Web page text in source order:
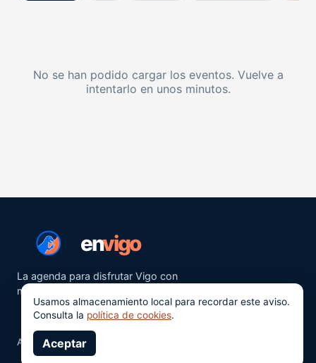
No se han podido cargar los eventos. Vuelve a
intentarlo en unos minutos.
envigo
La agenda para disfrutar Vigo con
más ganas.
Aviso legalPrivacidad
Usamos almacenamiento local para recordar este aviso.
Consulta la política de cookies.
Aceptar